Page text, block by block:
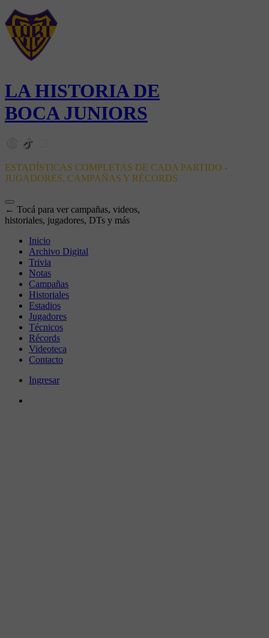
LA HISTORIA DE
BOCA JUNIORS
ESTADÍSTICAS COMPLETAS DE CADA PARTIDO -
JUGADORES, CAMPAÑAS Y RÉCORDS
← Tocá para ver campañas, videos,
historiales, jugadores, DTs y más
Inicio
Archivo Digital
Trivia
Notas
Campañas
Historiales
Estadios
Jugadores
Técnicos
Récords
Videoteca
Contacto
Ingresar